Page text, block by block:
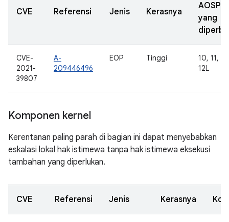
CVE Referensi Jenis Kerasnya
AOSP
yang
CVE-
2021-
39807
A-
209446496
EOP Tinggi
10, 11,
12L
Komponen kernel
Kerentanan paling parah di bagian ini dapat menyebabkan
eskalasi lokal hak istimewa tanpa hak istimewa eksekusi
tambahan yang diperlukan.
CVE Referensi Jenis Kerasnya